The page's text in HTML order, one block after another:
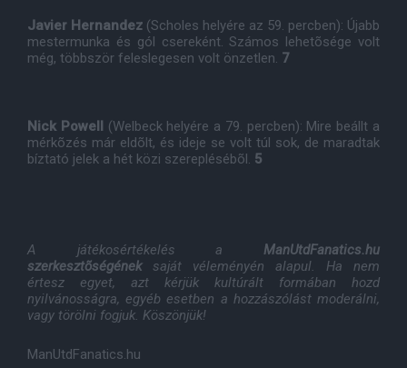
Javier Hernandez (Scholes helyére az 59. percben): Újabb
mestermunka és gól csereként. Számos lehetõsége volt
még, többször feleslegesen volt önzetlen. 7
Nick Powell (Welbeck helyére a 79. percben): Mire beállt a
mérkõzés már eldõlt, és ideje se volt túl sok, de maradtak
bíztató jelek a hét közi szereplésébõl. 5
A játékosértékelés a ManUtdFanatics.hu
szerkesztõségéneksaját véleményén alapul. Ha nem
értesz egyet, azt kérjük kultúrált formában hozd
nyilvánosságra, egyéb esetben a hozzászólást moderálni,
vagy törölni fogjuk. Köszönjük!
ManUtdFanatics.hu